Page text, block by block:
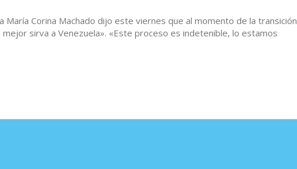
María Corina Machado dijo este viernes que al momento de la transición
sirva a Venezuela». «Este proceso es indetenible, lo estamos